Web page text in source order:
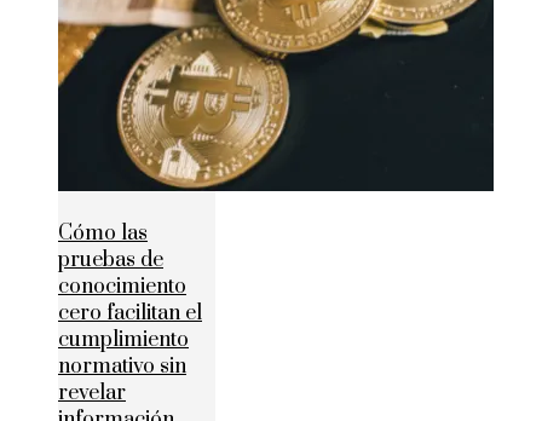
Cómo las
pruebas de
conocimiento
cero facilitan el
cumplimiento
normativo sin
revelar